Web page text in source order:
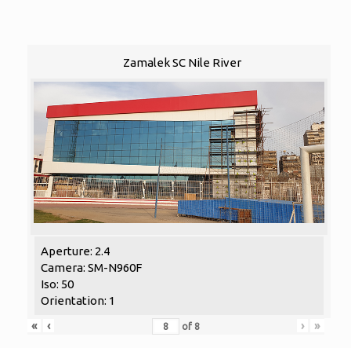
Zamalek SC Nile River
Aperture: 2.4
Camera: SM-N960F
Iso: 50
Orientation: 1
«
‹ of 8 › »